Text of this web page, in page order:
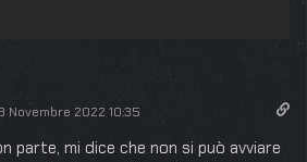
Novembre 2022 10:35
parte, mi dice che non si può avviare